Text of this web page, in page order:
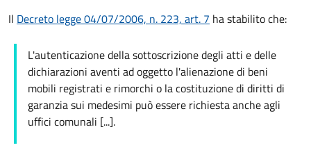
Il Decreto legge 04/07/2006, n. 223, art. 7 ha stabilito che:
L'autenticazione della sottoscrizione degli atti e delle
dichiarazioni aventi ad oggetto l'alienazione di beni
mobili registrati e rimorchi o la costituzione di diritti di
garanzia sui medesimi può essere richiesta anche agli
uffici comunali [...].